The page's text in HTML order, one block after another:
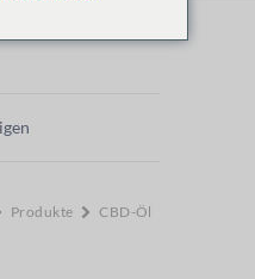
Produkte CBD-Öl